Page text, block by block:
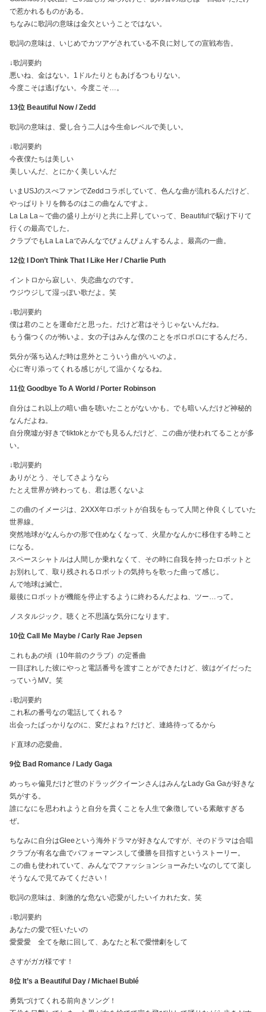
で惹かれるものがある。
ちなみに歌詞の意味は金欠ということではない。
歌詞の意味は、いじめでカツアゲされている不良に対しての宣戦布告。
↓歌詞要約
悪いね、金はない。1ドルたりともあげるつもりない。
今度こそは逃げない。今度こそ…。
13位 Beautiful Now / Zedd
歌詞の意味は、愛し合う二人は今生命レベルで美しい。
↓歌詞要約
今夜僕たちは美しい
美しいんだ、とにかく美しいんだ
いまUSJのスぺファンでZeddコラボしていて、色んな曲が流れるんだけど、
やっぱりトリを飾るのはこの曲なんですよ。
La La La～で曲の盛り上がりと共に上昇していって、Beautifulで駆け下りて
行くの最高でした。
クラブでもLa La Laでみんなでぴょんぴょんするんよ。最高の一曲。
12位 I Don’t Think That I Like Her / Charlie Puth
イントロから寂しい、失恋曲なのです。
ウジウジして湿っぽい歌だよ。笑
↓歌詞要約
僕は君のことを運命だと思った。だけど君はそうじゃないんだね。
もう傷つくのが怖いよ。女の子はみんな僕のことをボロボロにするんだろ。
気分が落ち込んだ時は意外とこういう曲がいいのよ。
心に寄り添ってくれる感じがして温かくなるね。
11位 Goodbye To A World / Porter Robinson
自分はこれ以上の暗い曲を聴いたことがないかも。でも暗いんだけど神秘的
なんだよね。
自分廃墟が好きでtiktokとかでも見るんだけど、この曲が使われてることが多
い。
↓歌詞要約
ありがとう、そしてさようなら
たとえ世界が終わっても、君は悪くないよ
この曲のイメージは、2XXX年ロボットが自我をもって人間と仲良くしていた
世界線。
突然地球がなんらかの形で住めなくなって、火星かなんかに移住する時こと
になる。
スペースシャトルは人間しか乗れなくて、その時に自我を持ったロボットと
お別れして、取り残されるロボットの気持ちを歌った曲って感じ。
んで地球は滅亡。
最後にロボットが機能を停止するように終わるんだよね、ツー…って。
ノスタルジック。聴くと不思議な気分になります。
10位 Call Me Maybe / Carly Rae Jepsen
これもあの頃（10年前のクラブ）の定番曲
一目ぼれした彼にやっと電話番号を渡すことができたけど、彼はゲイだった
っていうMV。笑
↓歌詞要約
これ私の番号なの電話してくれる？
出会ったばっかりなのに、変だよね？だけど、連絡待ってるから
ド直球の恋愛曲。
9位 Bad Romance / Lady Gaga
めっちゃ偏見だけど世のドラッグクイーンさんはみんなLady Ga Gaが好きな
気がする。
誰になにを思われようと自分を貫くことを人生で象徴している素敵すぎる
ぜ。
ちなみに自分はGleeという海外ドラマが好きなんですが、そのドラマは合唱
クラブが有名な曲でパフォーマンスして優勝を目指すというストーリー。
この曲も使われていて、みんなでファッションショーみたいなのしてて楽し
そうなんで見てみてください！
歌詞の意味は、刺激的な危ない恋愛がしたいイカれた女。笑
↓歌詞要約
あなたの愛で狂いたいの
愛愛愛 全てを敵に回して、あなたと私で愛憎劇をして
さすがガガ様です！
8位 It’s a Beautiful Day / Michael Bublé
勇気づけてくれる前向きソング！